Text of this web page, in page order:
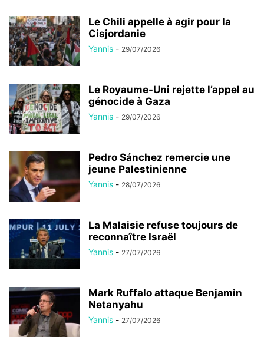
Le Chili appelle à agir pour la
Cisjordanie
Yannis - 29/07/2026
Le Royaume-Uni rejette l’appel au
génocide à Gaza
Yannis - 29/07/2026
Pedro Sánchez remercie une
jeune Palestinienne
Yannis - 28/07/2026
La Malaisie refuse toujours de
reconnaître Israël
Yannis - 27/07/2026
Mark Ruffalo attaque Benjamin
Netanyahu
Yannis - 27/07/2026